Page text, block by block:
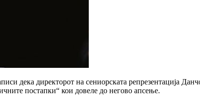
дека директорот на сениорската репрезентација
постапки“ кои довеле до негово апсење.